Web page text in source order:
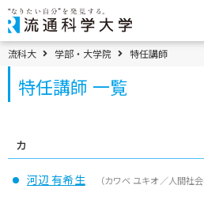
コ
ン
テ
ン
ツ
へ
移
パンくずメニュー
流科大 学部・大学院 特任講師
特任講師 一覧
カ
河辺 有希生 （カワベ ユキオ／人間社会